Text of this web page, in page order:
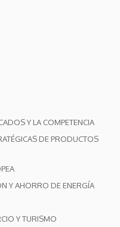
Y LA COMPETENCIA
DE PRODUCTOS
Y AHORRO DE ENERGÍA
Y TURISMO